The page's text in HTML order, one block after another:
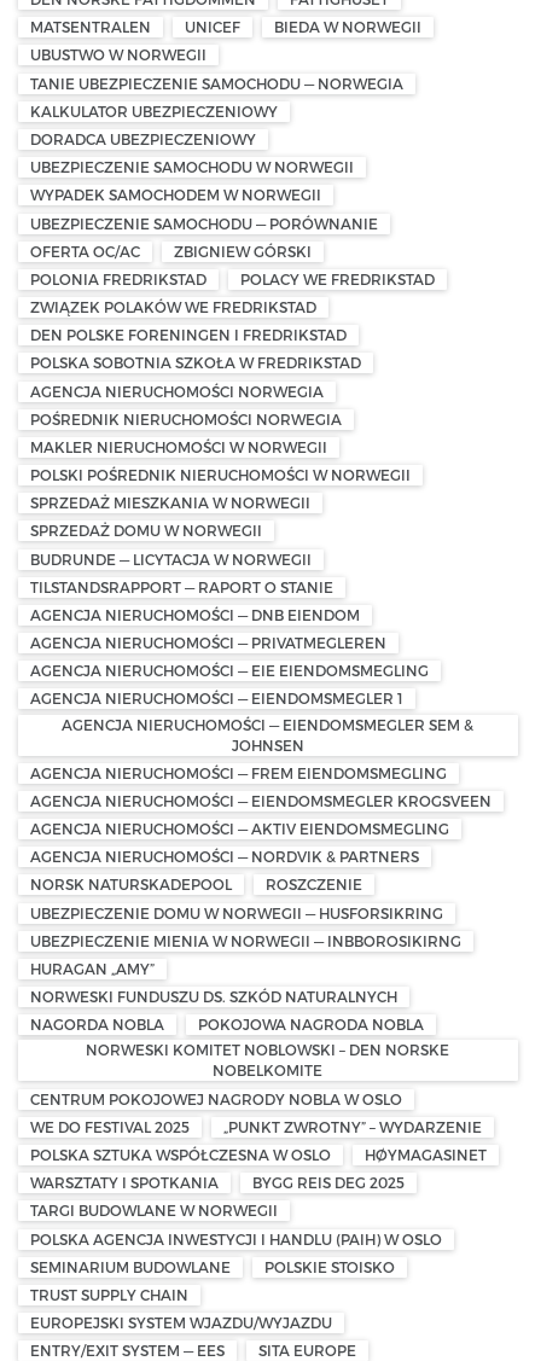
MATSENTRALEN
UNICEF
BIEDA W NORWEGII
UBUSTWO W NORWEGII
TANIE UBEZPIECZENIE SAMOCHODU — NORWEGIA
KALKULATOR UBEZPIECZENIOWY
DORADCA UBEZPIECZENIOWY
UBEZPIECZENIE SAMOCHODU W NORWEGII
WYPADEK SAMOCHODEM W NORWEGII
UBEZPIECZENIE SAMOCHODU — PORÓWNANIE
OFERTA OC/AC
ZBIGNIEW GÓRSKI
POLONIA FREDRIKSTAD
POLACY WE FREDRIKSTAD
ZWIĄZEK POLAKÓW WE FREDRIKSTAD
DEN POLSKE FORENINGEN I FREDRIKSTAD
POLSKA SOBOTNIA SZKOŁA W FREDRIKSTAD
AGENCJA NIERUCHOMOŚCI NORWEGIA
POŚREDNIK NIERUCHOMOŚCI NORWEGIA
MAKLER NIERUCHOMOŚCI W NORWEGII
POLSKI POŚREDNIK NIERUCHOMOŚCI W NORWEGII
SPRZEDAŻ MIESZKANIA W NORWEGII
SPRZEDAŻ DOMU W NORWEGII
BUDRUNDE — LICYTACJA W NORWEGII
TILSTANDSRAPPORT — RAPORT O STANIE
AGENCJA NIERUCHOMOŚCI — DNB EIENDOM
AGENCJA NIERUCHOMOŚCI — PRIVATMEGLEREN
AGENCJA NIERUCHOMOŚCI — EIE EIENDOMSMEGLING
AGENCJA NIERUCHOMOŚCI — EIENDOMSMEGLER 1
AGENCJA NIERUCHOMOŚCI — EIENDOMSMEGLER SEM &
JOHNSEN
AGENCJA NIERUCHOMOŚCI — FREM EIENDOMSMEGLING
AGENCJA NIERUCHOMOŚCI — EIENDOMSMEGLER KROGSVEEN
AGENCJA NIERUCHOMOŚCI — AKTIV EIENDOMSMEGLING
AGENCJA NIERUCHOMOŚCI — NORDVIK & PARTNERS
NORSK NATURSKADEPOOL
ROSZCZENIE
UBEZPIECZENIE DOMU W NORWEGII — HUSFORSIKRING
UBEZPIECZENIE MIENIA W NORWEGII — INBBOROSIKIRNG
HURAGAN „AMY”
NORWESKI FUNDUSZU DS. SZKÓD NATURALNYCH
NAGORDA NOBLA
POKOJOWA NAGRODA NOBLA
NORWESKI KOMITET NOBLOWSKI – DEN NORSKE
NOBELKOMITE
CENTRUM POKOJOWEJ NAGRODY NOBLA W OSLO
WE DO FESTIVAL 2025
„PUNKT ZWROTNY” – WYDARZENIE
POLSKA SZTUKA WSPÓŁCZESNA W OSLO
HØYMAGASINET
WARSZTATY I SPOTKANIA
BYGG REIS DEG 2025
TARGI BUDOWLANE W NORWEGII
POLSKA AGENCJA INWESTYCJI I HANDLU (PAIH) W OSLO
SEMINARIUM BUDOWLANE
POLSKIE STOISKO
TRUST SUPPLY CHAIN
EUROPEJSKI SYSTEM WJAZDU/WYJAZDU
ENTRY/EXIT SYSTEM — EES
SITA EUROPE